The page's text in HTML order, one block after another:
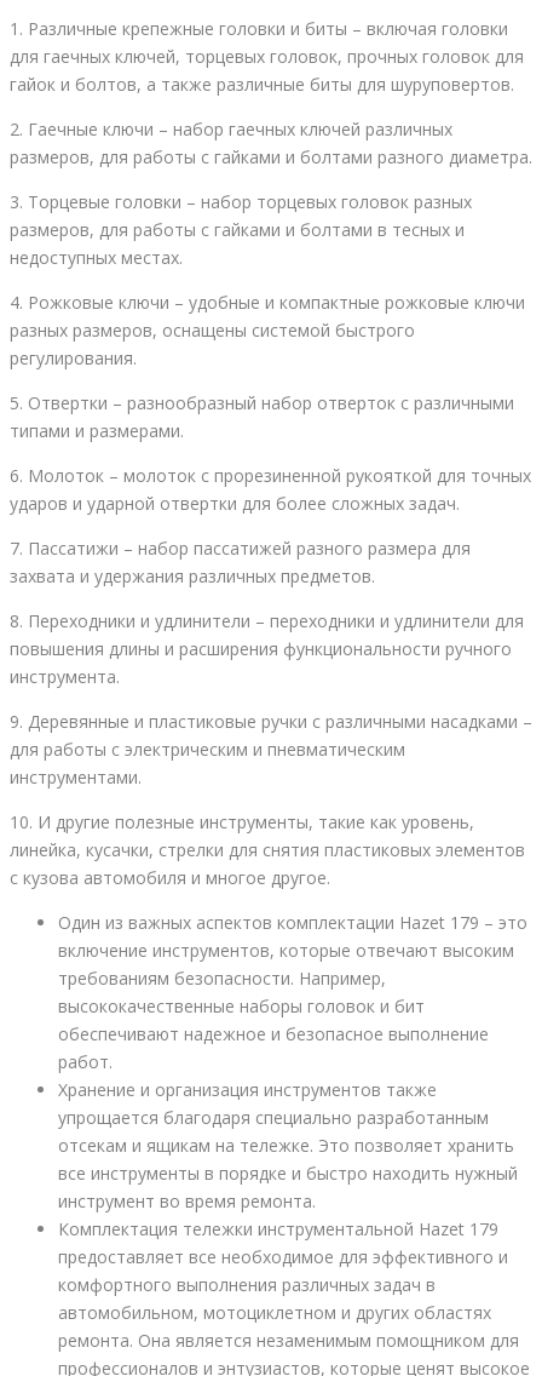
1. Различные крепежные головки и биты – включая головки
для гаечных ключей, торцевых головок, прочных головок для
гайок и болтов, а также различные биты для шуруповертов.
2. Гаечные ключи – набор гаечных ключей различных
размеров, для работы с гайками и болтами разного диаметра.
3. Торцевые головки – набор торцевых головок разных
размеров, для работы с гайками и болтами в тесных и
недоступных местах.
4. Рожковые ключи – удобные и компактные рожковые ключи
разных размеров, оснащены системой быстрого
регулирования.
5. Отвертки – разнообразный набор отверток с различными
типами и размерами.
6. Молоток – молоток с прорезиненной рукояткой для точных
ударов и ударной отвертки для более сложных задач.
7. Пассатижи – набор пассатижей разного размера для
захвата и удержания различных предметов.
8. Переходники и удлинители – переходники и удлинители для
повышения длины и расширения функциональности ручного
инструмента.
9. Деревянные и пластиковые ручки с различными насадками –
для работы с электрическим и пневматическим
инструментами.
10. И другие полезные инструменты, такие как уровень,
линейка, кусачки, стрелки для снятия пластиковых элементов
с кузова автомобиля и многое другое.
Один из важных аспектов комплектации Hazet 179 – это
включение инструментов, которые отвечают высоким
требованиям безопасности. Например,
высококачественные наборы головок и бит
обеспечивают надежное и безопасное выполнение
работ.
Хранение и организация инструментов также
упрощается благодаря специально разработанным
отсекам и ящикам на тележке. Это позволяет хранить
все инструменты в порядке и быстро находить нужный
инструмент во время ремонта.
Комплектация тележки инструментальной Hazet 179
предоставляет все необходимое для эффективного и
комфортного выполнения различных задач в
автомобильном, мотоциклетном и других областях
ремонта. Она является незаменимым помощником для
профессионалов и энтузиастов, которые ценят высокое